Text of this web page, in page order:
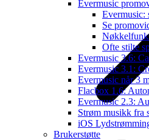
Evermusic
Evermusic:
Se
Ofte stilte
Evermusic 3.6:
Evermusic 3.1:
Evermusic når 3
Flacbox 1.6:
Evermusic 2.3:
Strøm musikk fra
iOS
Brukerstøtte